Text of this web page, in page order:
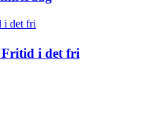
Fritid i det fri